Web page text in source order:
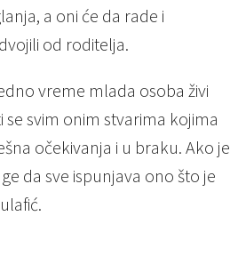
a oni će da rade i
od roditelja.
vreme mlada osoba živi
se svim onim stvarima kojima
očekivanja i u braku. Ako je
da sve ispunjava ono što je